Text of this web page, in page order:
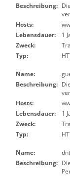
Beschreibung:
Hosts:
Lebensdauer:
1
Zweck:
Typ:
Name:
Beschreibung:
Hosts:
Lebensdauer:
1
Zweck:
Typ:
Name:
dnt
Beschreibung: